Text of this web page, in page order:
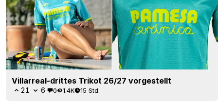
Villarreal-drittes Trikot 26/27 vorgestellt
21 6 0 1.4K 15 Std.